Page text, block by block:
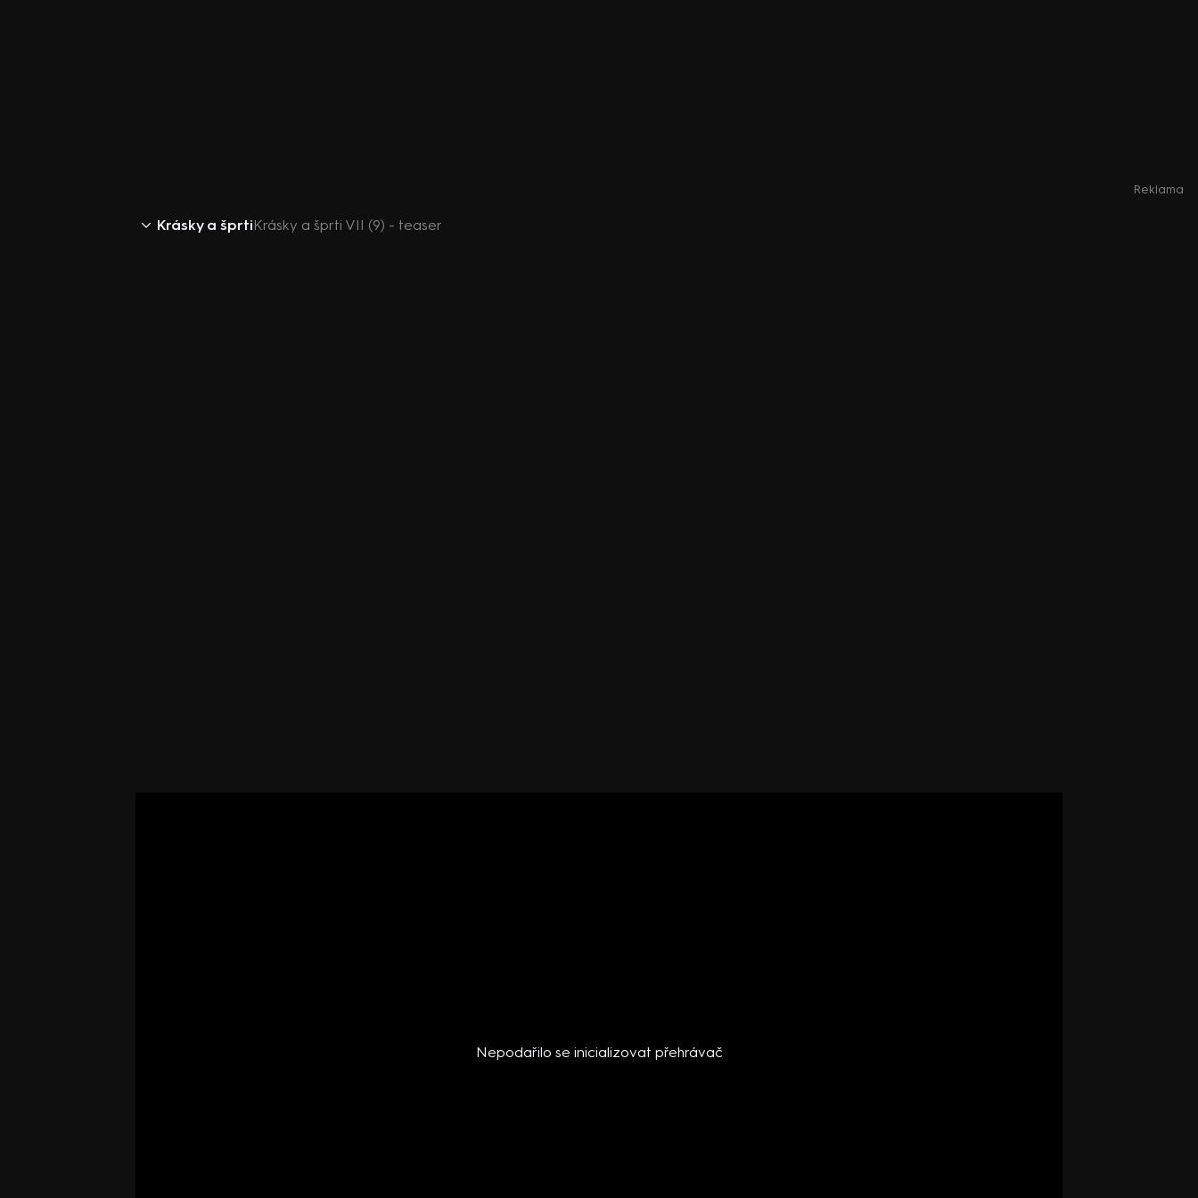
Reklama
Krásky a šprtiKrásky a šprti VII (9) - teaser
Nepodařilo se inicializovat přehrávač